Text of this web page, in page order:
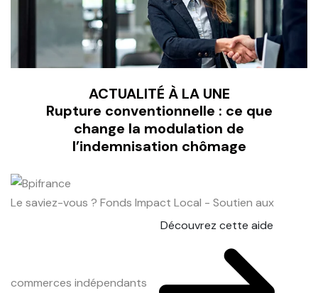
ACTUALITÉ À LA UNE
Rupture conventionnelle : ce que
change la modulation de
l’indemnisation chômage
Le saviez-vous ? Fonds Impact Local - Soutien aux
commerces indépendants
Découvrez cette aide